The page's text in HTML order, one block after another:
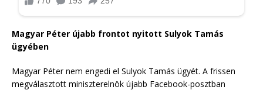
Magyar Péter újabb frontot nyitott Sulyok Tamás
ügyében
Magyar Péter nem engedi el Sulyok Tamás ügyét. A frissen
megválasztott miniszterelnök újabb Facebook-posztban